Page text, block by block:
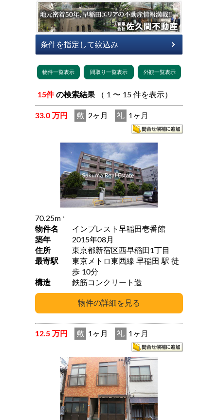
15件 の検索結果 （ 1 〜 15 件を表示）
33.0 万円 敷 2ヶ月 礼 1ヶ月
70.25m 2
物件名
インプレスト早稲田壱番館
築年
2015年08月
住所
東京都新宿区西早稲田1丁目
最寄駅
東京メトロ東西線 早稲田 駅 徒
歩 10分
構造
鉄筋コンクリート造
12.5 万円 敷 1ヶ月 礼 1ヶ月